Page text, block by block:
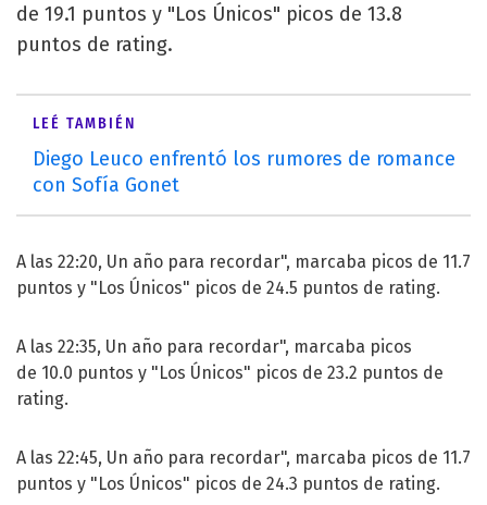
de 19.1 puntos y "Los Únicos" picos de 13.8
puntos de rating.
LEÉ TAMBIÉN
Diego Leuco enfrentó los rumores de romance
con Sofía Gonet
A las 22:20, Un año para recordar", marcaba picos de 11.7
puntos y "Los Únicos" picos de 24.5 puntos de rating.
A las 22:35, Un año para recordar", marcaba picos
de 10.0 puntos y "Los Únicos" picos de 23.2 puntos de
rating.
A las 22:45, Un año para recordar", marcaba picos de 11.7
puntos y "Los Únicos" picos de 24.3 puntos de rating.